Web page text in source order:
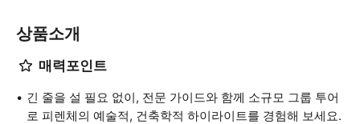
상품소개
매력포인트
긴 줄을 설 필요 없이, 전문 가이드와 함께 소규모 그룹 투어
로 피렌체의 예술적, 건축학적 하이라이트를 경험해 보세요.